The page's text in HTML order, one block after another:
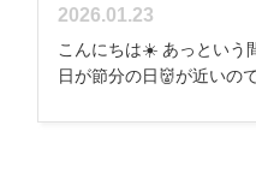
2026.01.23
こんにちは☀️ あっという
日が節分の日👹が近いの